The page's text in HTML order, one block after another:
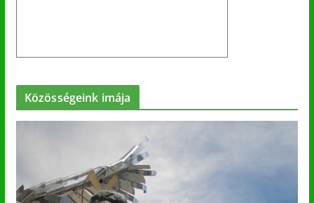
Közösségeink imája